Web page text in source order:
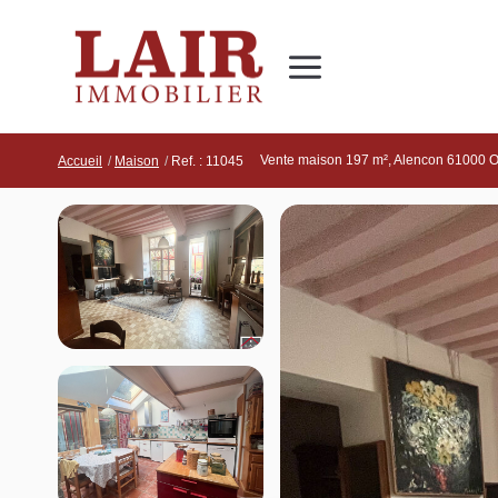
Immobilier
Nous découvrir
Nos services
Contact
Nos actualités
SUIVEZ-NOUS SUR LES RÉSEAUX SOCIAUX
Accueil Maison Ref. : 11045 Vente maison 197 m², Alencon 61000